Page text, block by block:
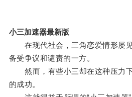
小三加速器最新版
在现代社会，三角恋爱情形屡见
备受争议和谴责的一方。
然而，有些小三却在这种压力下
的成功。